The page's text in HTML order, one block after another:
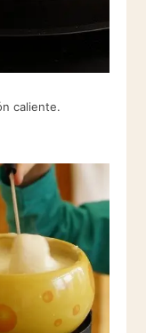
caliente.